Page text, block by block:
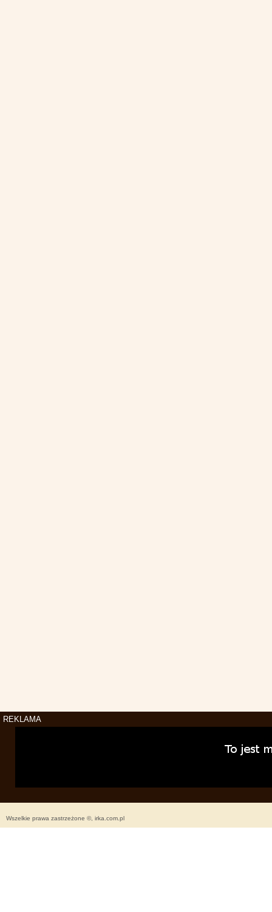
REKLAMA
Wszelkie prawa zastrzeżone ©, irka.com.pl